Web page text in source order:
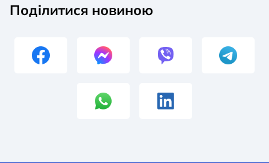
Поділитися новиною